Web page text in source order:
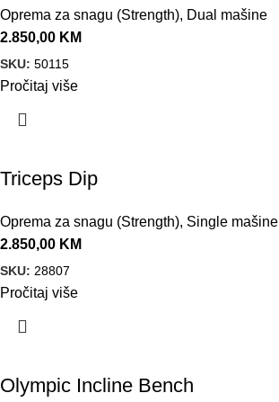
Oprema za snagu (Strength), Dual mašine
2.850,00 KM
SKU: 50115
Pročitaj više
Triceps Dip
Oprema za snagu (Strength), Single mašine
2.850,00 KM
SKU: 28807
Pročitaj više
Olympic Incline Bench